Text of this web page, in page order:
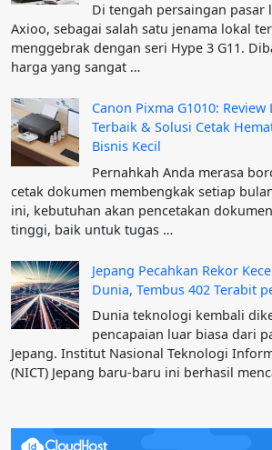
Di tengah persaingan pasar
Axioo, sebagai salah satu jenama lokal
menggebrak dengan seri Hype 3 G11.
harga yang sangat …
Canon Pixma G1010:
Terbaik & Solusi Cetak
Bisnis Kecil
Pernahkah Anda merasa
cetak dokumen membengkak setiap
ini, kebutuhan akan pencetakan
tinggi, baik untuk tugas …
Jepang Pecahkan Rekor
Dunia, Tembus 402 Terabit
Dunia teknologi kembali
pencapaian luar biasa dari
Jepang. Institut Nasional Teknologi
(NICT) Jepang baru-baru ini berhasil